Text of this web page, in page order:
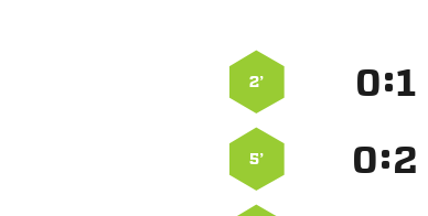
2’ :
5’ :